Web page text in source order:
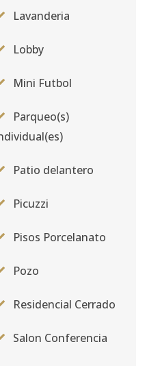
Lavanderia
Lobby
Mini Futbol
Parqueo(s)
Patio delantero
Picuzzi
Pisos Porcelanato
Pozo
Residencial Cerrado
Salon Conferencia